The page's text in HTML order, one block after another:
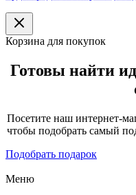
Корзина для покупок
Готовы найти
Посетите наш интернет-
чтобы подобрать самый
Подобрать подарок
Меню